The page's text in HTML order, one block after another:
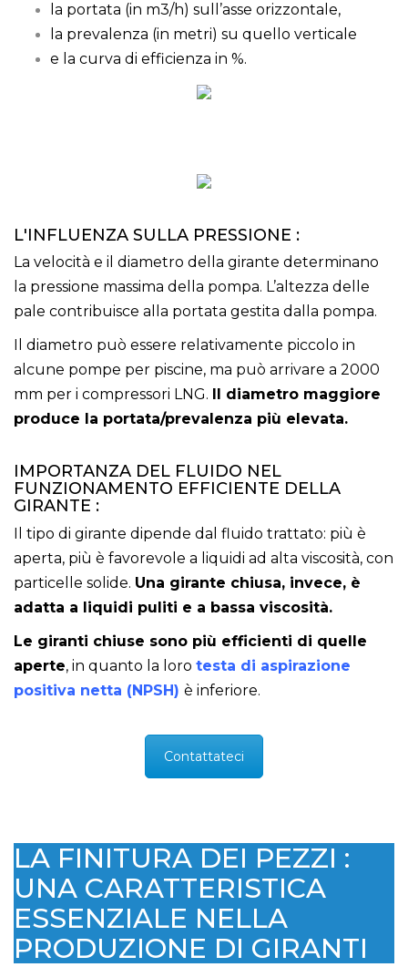
la portata (in m3/h) sull’asse orizzontale,
la prevalenza (in metri) su quello verticale
e la curva di efficienza in %.
L'INFLUENZA SULLA PRESSIONE :
La velocità e il diametro della girante determinano
la pressione massima della pompa. L’altezza delle
pale contribuisce alla portata gestita dalla pompa.
Il diametro può essere relativamente piccolo in
alcune pompe per piscine, ma può arrivare a 2000
mm per i compressori LNG.
Il diametro maggiore
produce la portata/prevalenza più elevata.
IMPORTANZA DEL FLUIDO NEL
FUNZIONAMENTO EFFICIENTE DELLA
GIRANTE :
Il tipo di girante dipende dal fluido trattato: più è
aperta, più è favorevole a liquidi ad alta viscosità, con
particelle solide. Una girante chiusa, invece, è
adatta a liquidi puliti e a bassa viscosità.
Le giranti chiuse sono più efficienti di quelle
aperte, in quanto la loro testa di aspirazione
positiva netta (NPSH) è inferiore.
Contattateci
LA FINITURA DEI PEZZI :
UNA CARATTERISTICA
ESSENZIALE NELLA
PRODUZIONE DI GIRANTI